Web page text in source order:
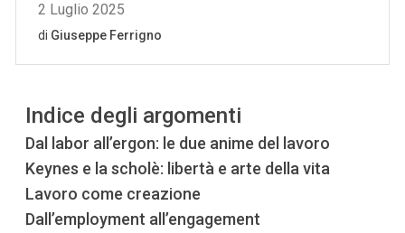
Indice degli argomenti
Dal labor all’ergon: le due anime del lavoro
Keynes e la scholè: libertà e arte della vita
Lavoro come creazione
Dall’employment all’engagement